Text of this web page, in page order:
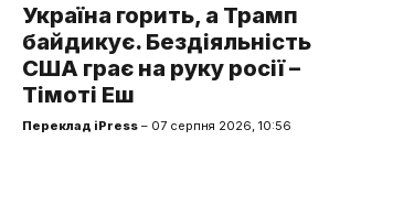
Україна горить, а Трамп
байдикує. Бездіяльність
США грає на руку росії –
Тімоті Еш
Переклад iPress – 07 серпня 2026, 10:56